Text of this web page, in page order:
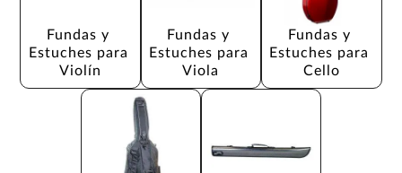
Fundas y
Estuches para
Violín
Fundas y
Estuches para
Viola
Fundas y
Estuches para
Cello